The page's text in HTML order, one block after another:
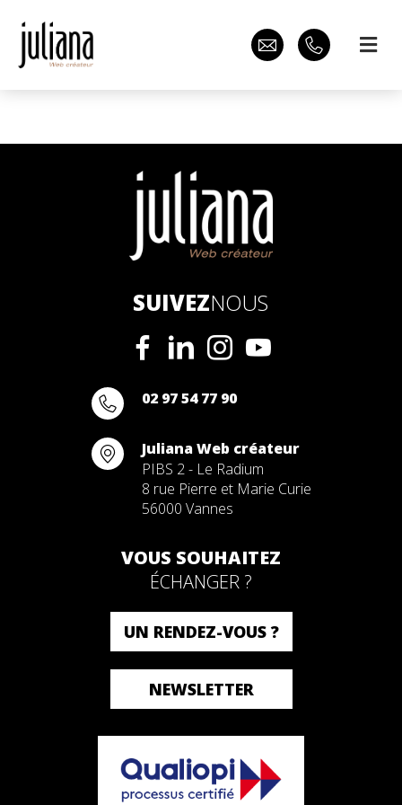
SUIVEZNOUS
02 97 54 77 90
Juliana Web créateur
PIBS 2 - Le Radium
8 rue Pierre et Marie Curie
56000 Vannes
VOUS SOUHAITEZ
ÉCHANGER ?
UN RENDEZ-VOUS ?
NEWSLETTER